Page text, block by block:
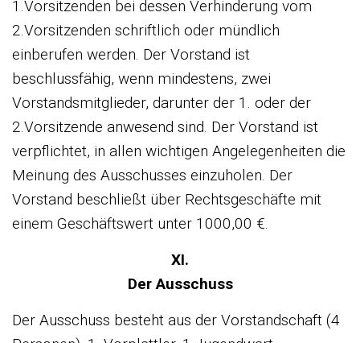
1.Vorsitzenden bei dessen Verhinderung vom
2.Vorsitzenden schriftlich oder mündlich
einberufen werden. Der Vorstand ist
beschlussfähig, wenn mindestens, zwei
Vorstandsmitglieder, darunter der 1. oder der
2.Vorsitzende anwesend sind. Der Vorstand ist
verpflichtet, in allen wichtigen Angelegenheiten die
Meinung des Ausschusses einzuholen. Der
Vorstand beschließt über Rechtsgeschäfte mit
einem Geschäftswert unter 1000,00 €.
XI.
Der Ausschuss
Der Ausschuss besteht aus der Vorstandschaft (4